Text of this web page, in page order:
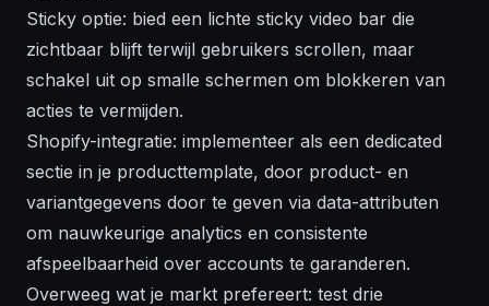
Sticky optie: bied een lichte sticky video bar die
zichtbaar blijft terwijl gebruikers scrollen, maar
schakel uit op smalle schermen om blokkeren van
acties te vermijden.
Shopify-integratie: implementeer als een dedicated
sectie in je producttemplate, door product- en
variantgegevens door te geven via data-attributen
om nauwkeurige analytics en consistente
afspeelbaarheid over accounts te garanderen.
Overweeg wat je markt prefereert: test drie